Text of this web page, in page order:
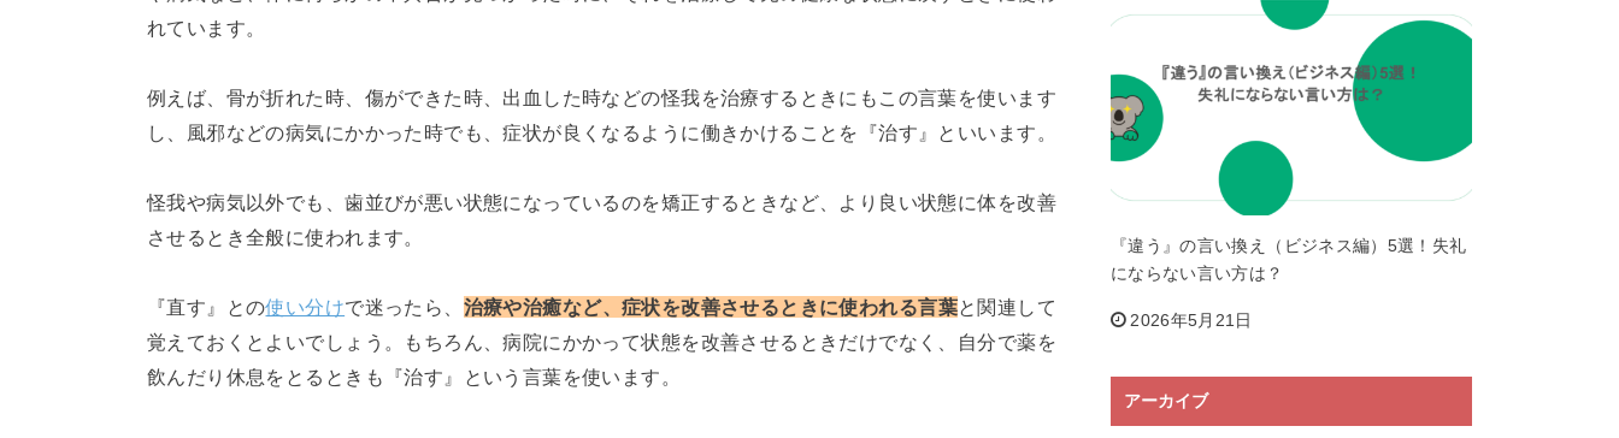
れています。
例えば、骨が折れた時、傷ができた時、出血した時などの怪我を治療するときにもこの言葉を使います
し、風邪などの病気にかかった時でも、症状が良くなるように働きかけることを『治す』といいます。
怪我や病気以外でも、歯並びが悪い状態になっているのを矯正するときなど、より良い状態に体を改善
させるとき全般に使われます。
『直す』との使い分けで迷ったら、 治療や治癒など、症状を改善させるときに使われる言葉と関連して
覚えておくとよいでしょう。もちろん、病院にかかって状態を改善させるときだけでなく、自分で薬を
飲んだり休息をとるときも『治す』という言葉を使います。
『違う』の言い換え（ビジネス編）5選！失礼
にならない言い方は？
2026年5月21日
アーカイブ